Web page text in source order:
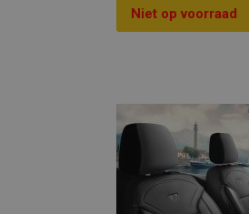
Niet op voorraad